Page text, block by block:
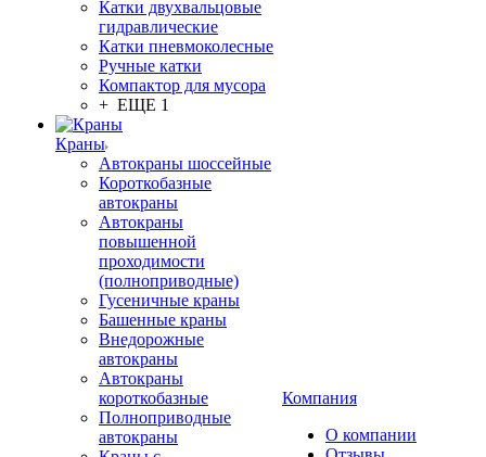
Катки двухвальцовые
гидравлические
Катки пневмоколесные
Ручные катки
Компактор для мусора
+ ЕЩЕ 1
Краны
Автокраны шоссейные
Короткобазные
автокраны
Автокраны
повышенной
проходимости
(полноприводные)
Гусеничные краны
Башенные краны
Внедорожные
автокраны
Автокраны
короткобазные
Полноприводные
автокраны
Компания
О компании